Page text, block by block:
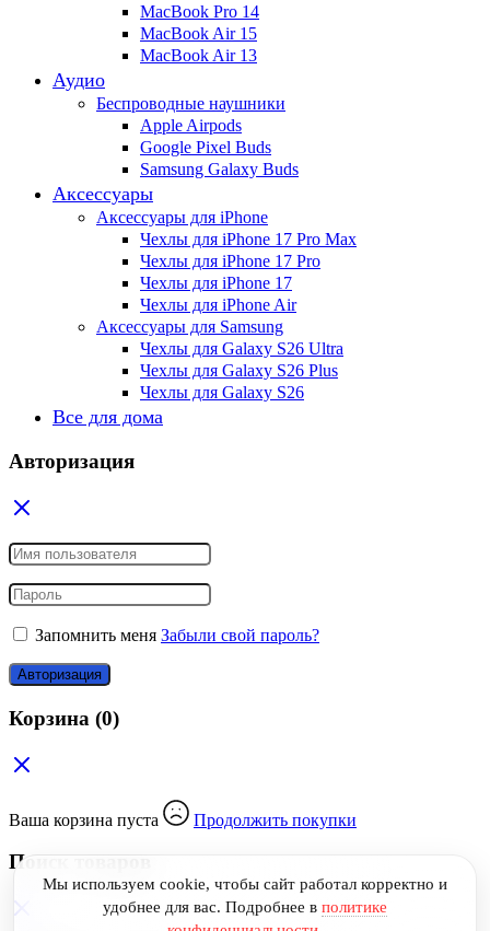
Мы используем cookie, чтобы сайт работал корректно и
удобнее для вас. Подробнее в политике
MacBook Pro 14
MacBook Air 15
MacBook Air 13
Аудио
Беспроводные наушники
Apple Airpods
Google Pixel Buds
Samsung Galaxy Buds
Аксессуары
Аксессуары для iPhone
Чехлы для iPhone 17 Pro Max
Чехлы для iPhone 17 Pro
Чехлы для iPhone 17
Чехлы для iPhone Air
Аксессуары для Samsung
Чехлы для Galaxy S26 Ultra
Чехлы для Galaxy S26 Plus
Чехлы для Galaxy S26
Все для дома
Авторизация
Запомнить меня Забыли свой пароль?
Авторизация
Корзина (0)
Ваша корзина пуста Продолжить покупки
Поиск товаров